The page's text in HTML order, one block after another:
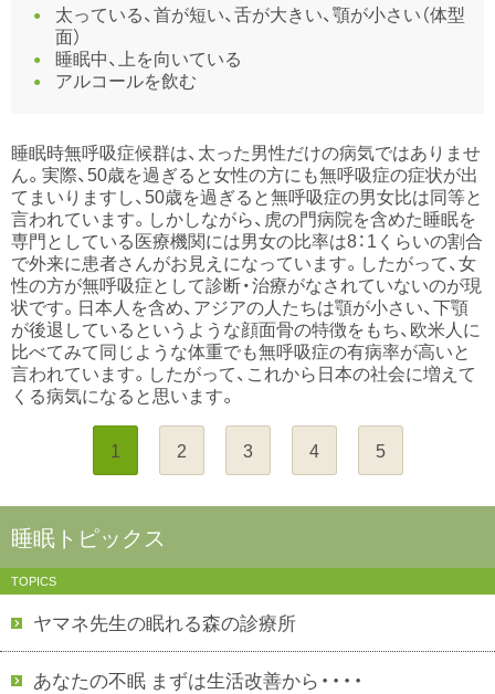
太っている、首が短い、舌が大きい、顎が小さい（体型
面）
睡眠中、上を向いている
アルコールを飲む
睡眠時無呼吸症候群は、太った男性だけの病気ではありませ
ん。実際、50歳を過ぎると女性の方にも無呼吸症の症状が出
てまいりますし、50歳を過ぎると無呼吸症の男女比は同等と
言われています。しかしながら、虎の門病院を含めた睡眠を
専門としている医療機関には男女の比率は8：1くらいの割合
で外来に患者さんがお見えになっています。したがって、女
性の方が無呼吸症として診断・治療がなされていないのが現
状です。日本人を含め、アジアの人たちは顎が小さい、下顎
が後退しているというような顔面骨の特徴をもち、欧米人に
比べてみて同じような体重でも無呼吸症の有病率が高いと
言われています。したがって、これから日本の社会に増えて
くる病気になると思います。
1 2 3 4 5
睡眠トピックス
TOPICS
ヤマネ先生の眠れる森の診療所
あなたの不眠 まずは生活改善から・・・・